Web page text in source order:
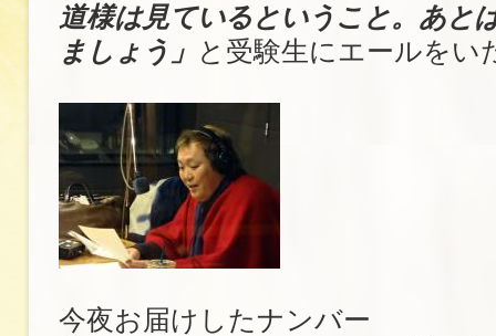
道様は見ているということ。あと
ましょう」 と受験生にエールをい
今夜お届けしたナンバー